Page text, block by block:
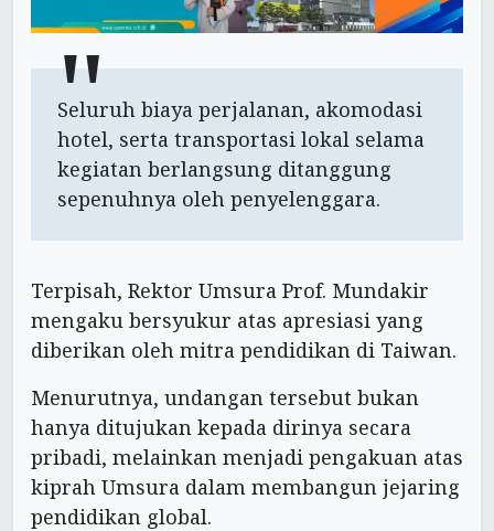
Seluruh biaya perjalanan, akomodasi
hotel, serta transportasi lokal selama
kegiatan berlangsung ditanggung
sepenuhnya oleh penyelenggara.
Terpisah, Rektor Umsura Prof. Mundakir
mengaku bersyukur atas apresiasi yang
diberikan oleh mitra pendidikan di Taiwan.
Menurutnya, undangan tersebut bukan
hanya ditujukan kepada dirinya secara
pribadi, melainkan menjadi pengakuan atas
kiprah Umsura dalam membangun jejaring
pendidikan global.